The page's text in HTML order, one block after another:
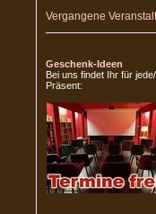
Vergangene
Geschenk-Ideen
Bei uns findet Ihr für
Präsent: